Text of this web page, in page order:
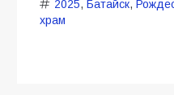
2025, Батайск,
храм